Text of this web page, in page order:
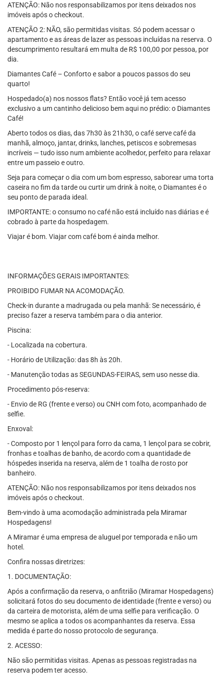
ATENÇÃO: Não nos responsabilizamos por itens deixados nos
imóveis após o checkout.
ATENÇÃO 2: NÃO, são permitidas visitas. Só podem acessar o
apartamento e as áreas de lazer as pessoas incluídas na reserva. O
descumprimento resultará em multa de R$ 100,00 por pessoa, por
dia.
Diamantes Café – Conforto e sabor a poucos passos do seu
quarto!
Hospedado(a) nos nossos flats? Então você já tem acesso
exclusivo a um cantinho delicioso bem aqui no prédio: o Diamantes
Café!
Aberto todos os dias, das 7h30 às 21h30, o café serve café da
manhã, almoço, jantar, drinks, lanches, petiscos e sobremesas
incríveis — tudo isso num ambiente acolhedor, perfeito para relaxar
entre um passeio e outro.
Seja para começar o dia com um bom espresso, saborear uma torta
caseira no fim da tarde ou curtir um drink à noite, o Diamantes é o
seu ponto de parada ideal.
IMPORTANTE: o consumo no café não está incluído nas diárias e é
cobrado à parte da hospedagem.
Viajar é bom. Viajar com café bom é ainda melhor.
INFORMAÇÕES GERAIS IMPORTANTES:
PROIBIDO FUMAR NA ACOMODAÇÃO.
Check-in durante a madrugada ou pela manhã: Se necessário, é
preciso fazer a reserva também para o dia anterior.
Piscina:
- Localizada na cobertura.
- Horário de Utilização: das 8h às 20h.
- Manutenção todas as SEGUNDAS-FEIRAS, sem uso nesse dia.
Procedimento pós-reserva:
- Envio de RG (frente e verso) ou CNH com foto, acompanhado de
selfie.
Enxoval:
- Composto por 1 lençol para forro da cama, 1 lençol para se cobrir,
fronhas e toalhas de banho, de acordo com a quantidade de
hóspedes inserida na reserva, além de 1 toalha de rosto por
banheiro.
ATENÇÃO: Não nos responsabilizamos por itens deixados nos
imóveis após o checkout.
Bem-vindo à uma acomodação administrada pela Miramar
Hospedagens!
A Miramar é uma empresa de aluguel por temporada e não um
hotel.
Confira nossas diretrizes:
1. DOCUMENTAÇÃO:
Após a confirmação da reserva, o anfitrião (Miramar Hospedagens)
solicitará fotos do seu documento de identidade (frente e verso) ou
da carteira de motorista, além de uma selfie para verificação. O
mesmo se aplica a todos os acompanhantes da reserva. Essa
medida é parte do nosso protocolo de segurança.
2. ACESSO:
Não são permitidas visitas. Apenas as pessoas registradas na
reserva podem ter acesso.